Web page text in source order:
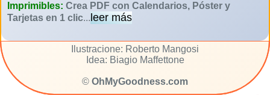
Imprimibles: Crea PDF con Calendarios, Póster y
Tarjetas en 1 clic... leer más
Ilustracione: Roberto Mangosi
Idea: Biagio Maffettone
© OhMyGoodness.com